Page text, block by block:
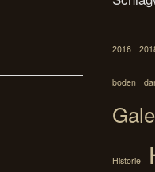
2016
boden
Historie